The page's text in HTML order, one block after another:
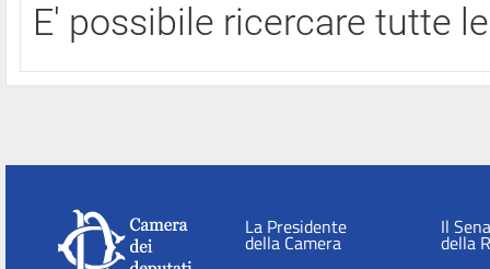
E' possibile ricercare tutte
La Presidente
della Camera
Il
della